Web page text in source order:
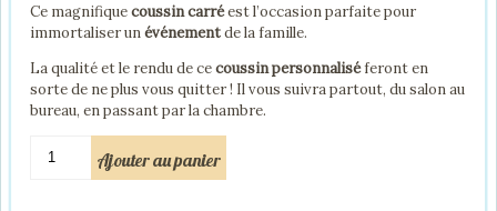
Ce magnifiquecoussin carréest l’occasion parfaite pour
immortaliser unévénementde la famille.
La qualité et le rendu de cecoussin personnaliséferont en
sorte de ne plus vous quitter ! Il vous suivra partout, du salon au
bureau, en passant par la chambre.
Ajouter au panier